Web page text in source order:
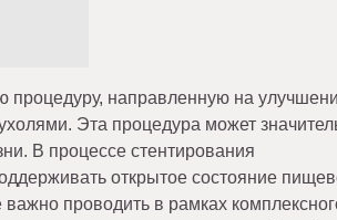
процедуру, направленную на
Эта процедура может
В процессе стентирования
открытое состояние
проводить в рамках